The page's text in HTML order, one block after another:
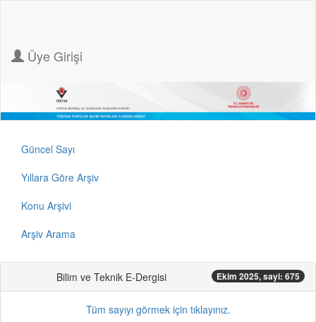
Üye Girişi
Güncel Sayı
Yıllara Göre Arşiv
Konu Arşivi
Arşiv Arama
Bilim ve Teknik E-Dergisi Ekim 2025, sayi: 675
Tüm sayıyı görmek için tıklayınız.